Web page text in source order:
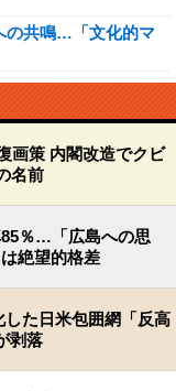
の共鳴…「文化的マ
画策 内閣改造でクビ
名前
％…「広島への思
絶望的格差
した日米包囲網「反高
剥落